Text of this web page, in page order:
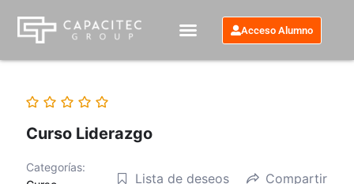
contenido
Acceso Alumno
Curso Liderazgo
Categorías:
Lista de deseos Compartir